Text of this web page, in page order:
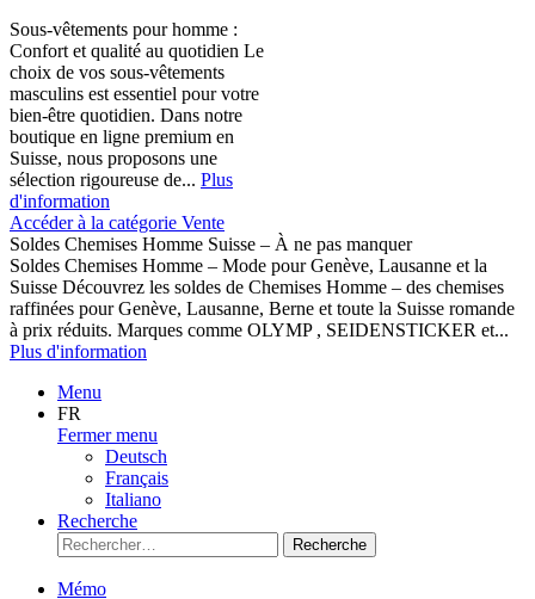
Sous-vêtements pour homme :
Confort et qualité au quotidien Le
choix de vos sous-vêtements
masculins est essentiel pour votre
bien-être quotidien. Dans notre
boutique en ligne premium en
Suisse, nous proposons une
sélection rigoureuse de... Plus
d'information
Accéder à la catégorie Vente
Soldes Chemises Homme Suisse – À ne pas manquer
Soldes Chemises Homme – Mode pour Genève, Lausanne et la
Suisse Découvrez les soldes de Chemises Homme – des chemises
raffinées pour Genève, Lausanne, Berne et toute la Suisse romande
à prix réduits. Marques comme OLYMP , SEIDENSTICKER et...
Plus d'information
Menu
FR
Fermer menu
Deutsch
Français
Italiano
Recherche
Recherche
Mémo